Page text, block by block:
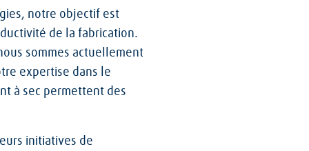
notre objectif est
de la fabrication.
sommes actuellement
expertise dans le
à sec permettent des
initiatives de